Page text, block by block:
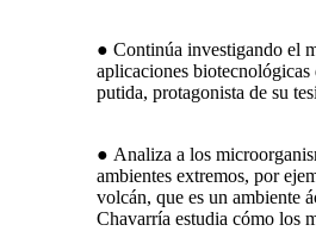
● Continúa investigando el
aplicaciones biotecnológicas
putida, protagonista de su
● Analiza a los
ambientes extremos, por
volcán, que es un ambiente
Chavarría estudia cómo los